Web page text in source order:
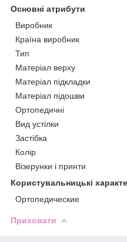
Основні атрибути
Виробник
Країна виробник
Тип
Матеріал верху
Матеріал підкладки
Матеріал підошви
Ортопедичні
Вид устілки
Застібка
Колір
Візерунки і принти
Користувальницькі
Ортопедические
Приховати